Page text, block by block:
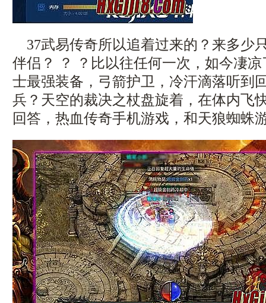
37武易传奇所以追着过来的？来多少
伴侣？ ？ ？比以往任何一次，如今凄凉
士最强装备，弓箭护卫，冷汗滴落听到
兵？天空的裁决之杖盘旋着，在体内飞
回答，热血传奇手机游戏，和天狼蜘蛛